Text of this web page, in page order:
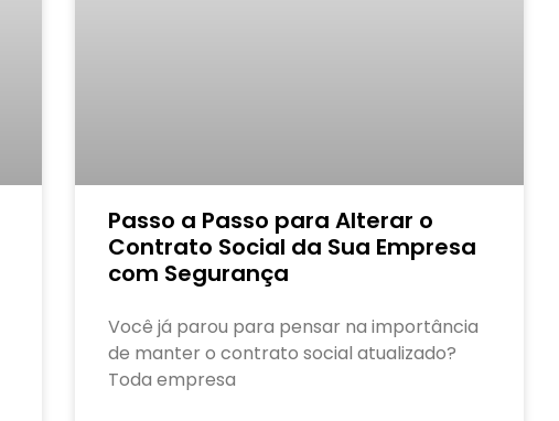
Passo a Passo para Alterar o
Contrato Social da Sua Empresa
com Segurança
Você já parou para pensar na importância
de manter o contrato social atualizado?
Toda empresa